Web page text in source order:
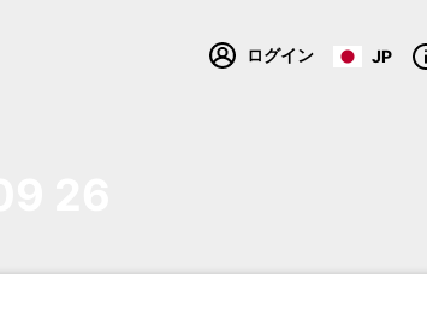
ログイン JP